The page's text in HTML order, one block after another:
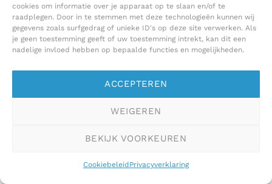
cookies om informatie over je apparaat op te slaan en/of te
raadplegen. Door in te stemmen met deze technologieën kunnen wij
gegevens zoals surfgedrag of unieke ID's op deze site verwerken. Als
je geen toestemming geeft of uw toestemming intrekt, kan dit een
nadelige invloed hebben op bepaalde functies en mogelijkheden.
ACCEPTEREN
WEIGEREN
BEKIJK VOORKEUREN
CookiebeleidPrivacyverklaring